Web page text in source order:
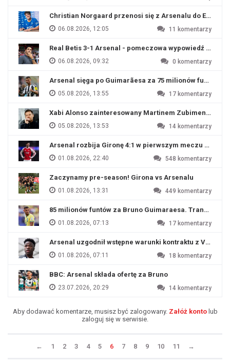
Christian Norgaard przenosi się z Arsenalu do
06.08.2026, 12:05 11 komentarzy
Real Betis 3-1 Arsenal - pomeczowa wypowiedź Artety
06.08.2026, 09:32 0 komentarzy
Arsenal sięga po Guimarãesa za 75 milionów funtów
05.08.2026, 13:55 17 komentarzy
Xabi Alonso zainteresowany Martinem Zubimendim
05.08.2026, 13:53 14 komentarzy
Arsenal rozbija Gironę 4:1 w pierwszym meczu
01.08.2026, 22:40 548 komentarzy
Zaczynamy pre-season! Girona vs Arsenalu
01.08.2026, 13:31 449 komentarzy
85 milionów funtów za Bruno Guimaraesa. Transfer
01.08.2026, 07:13 17 komentarzy
Arsenal uzgodnił wstępne warunki kontraktu z
01.08.2026, 07:11 18 komentarzy
BBC: Arsenal składa ofertę za Bruno
23.07.2026, 20:29 14 komentarzy
Aby dodawać komentarze, musisz być zalogowany. Załóż kontolub
zaloguj się w serwisie.
← 1 2 3 4 5 6 7 8 9 10 11 →